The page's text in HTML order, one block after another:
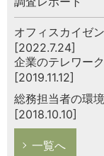
オフィスカイゼ
[2022.7.24]
企業のテレワー
[2019.11.12]
総務担当者の環
[2018.10.10]
一覧へ